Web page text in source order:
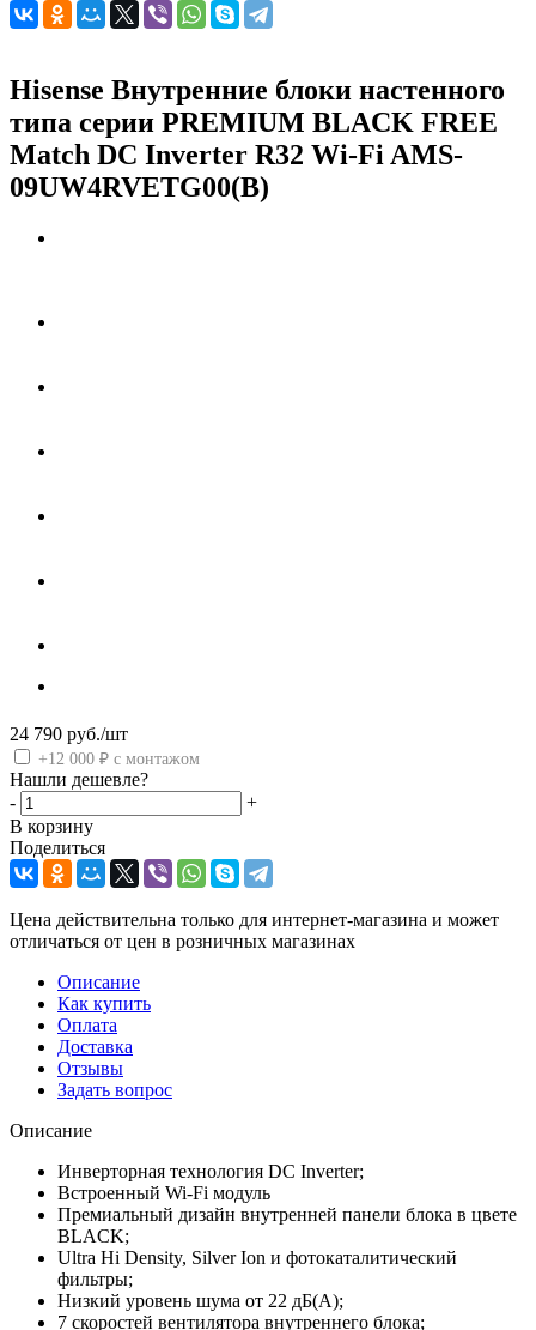
Hisense Внутренние блоки настенного
типа серии PREMIUM BLACK FREE
Match DC Inverter R32 Wi-Fi AMS-
09UW4RVETG00(B)
24 790 руб./шт
+12 000 ₽ с монтажом
Нашли дешевле?
-
+
В корзину
Поделиться
Цена действительна только для интернет-магазина и может
отличаться от цен в розничных магазинах
Описание
Как купить
Оплата
Доставка
Отзывы
Задать вопрос
Описание
Инверторная технология DC Inverter;
Встроенный Wi-Fi модуль
Премиальный дизайн внутренней панели блока в цвете
BLACK;
Ultra Hi Density, Silver Ion и фотокаталитический
фильтры;
Низкий уровень шума от 22 дБ(А);
7 скоростей вентилятора внутреннего блока;